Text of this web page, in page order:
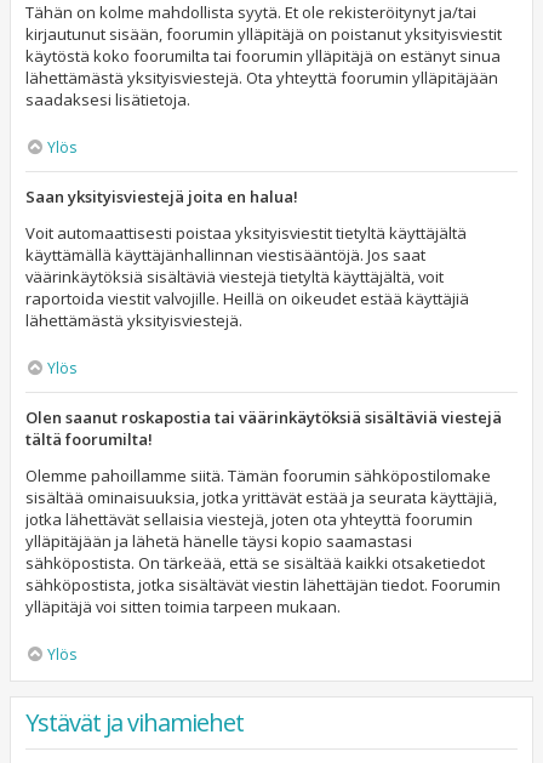
Tähän on kolme mahdollista syytä. Et ole rekisteröitynyt ja/tai
kirjautunut sisään, foorumin ylläpitäjä on poistanut yksityisviestit
käytöstä koko foorumilta tai foorumin ylläpitäjä on estänyt sinua
lähettämästä yksityisviestejä. Ota yhteyttä foorumin ylläpitäjään
saadaksesi lisätietoja.
Ylös
Saan yksityisviestejä joita en halua!
Voit automaattisesti poistaa yksityisviestit tietyltä käyttäjältä
käyttämällä käyttäjänhallinnan viestisääntöjä. Jos saat
väärinkäytöksiä sisältäviä viestejä tietyltä käyttäjältä, voit
raportoida viestit valvojille. Heillä on oikeudet estää käyttäjiä
lähettämästä yksityisviestejä.
Ylös
Olen saanut roskapostia tai väärinkäytöksiä sisältäviä viestejä
tältä foorumilta!
Olemme pahoillamme siitä. Tämän foorumin sähköpostilomake
sisältää ominaisuuksia, jotka yrittävät estää ja seurata käyttäjiä,
jotka lähettävät sellaisia viestejä, joten ota yhteyttä foorumin
ylläpitäjään ja lähetä hänelle täysi kopio saamastasi
sähköpostista. On tärkeää, että se sisältää kaikki otsaketiedot
sähköpostista, jotka sisältävät viestin lähettäjän tiedot. Foorumin
ylläpitäjä voi sitten toimia tarpeen mukaan.
Ylös
Ystävät ja vihamiehet